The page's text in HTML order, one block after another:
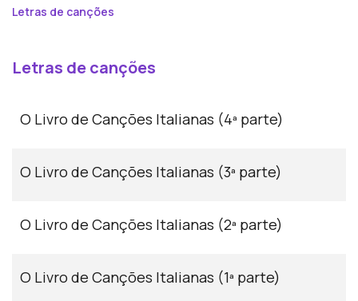
Letras de canções
Letras de canções
O Livro de Canções Italianas (4ª parte)
O Livro de Canções Italianas (3ª parte)
O Livro de Canções Italianas (2ª parte)
O Livro de Canções Italianas (1ª parte)